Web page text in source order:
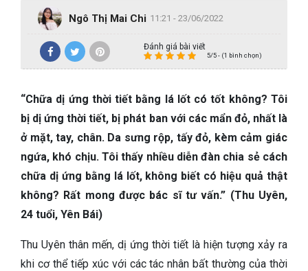
BỆNH XƯƠNG KHỚP
SỨC KHỎE GIỚI TÍNH
TAI – MŨI – HỌNG
TIÊU HÓA
DA LIỄU THẨM MỸ
NHA KHOA
Ngô Thị Mai Chi 11:21 - 23/06/2022
Đánh giá bài viết
5/5 - (1 bình chọn)
“Chữa dị ứng thời tiết bằng lá lốt có tốt không? Tôi
bị dị ứng thời tiết, bị phát ban với các mẩn đỏ, nhất là
ở mặt, tay, chân. Da sưng rộp, tấy đỏ, kèm cảm giác
ngứa, khó chịu. Tôi thấy nhiều diễn đàn chia sẻ cách
chữa dị ứng bằng lá lốt, không biết có hiệu quả thật
không? Rất mong được bác sĩ tư vấn.” (Thu Uyên,
24 tuổi, Yên Bái)
Thu Uyên thân mến, dị ứng thời tiết là hiện tượng xảy ra
khi cơ thể tiếp xúc với các tác nhân bất thường của thời